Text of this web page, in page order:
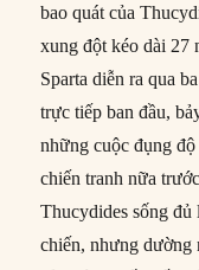
bao quát của
xung đột kéo dài 27
Sparta diễn ra qua
trực tiếp ban đầu,
những cuộc đụng
chiến tranh nữa
Thucydides sống đủ
chiến, nhưng dường